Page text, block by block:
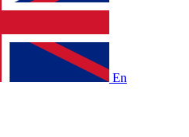
En